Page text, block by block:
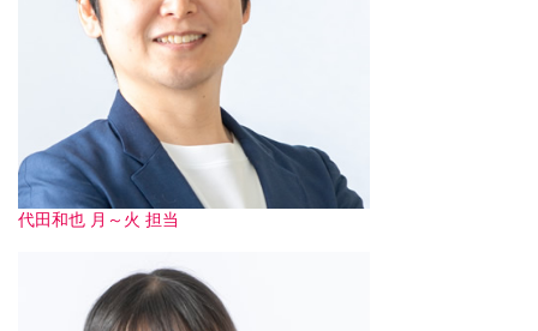
代田和也 月～火 担当